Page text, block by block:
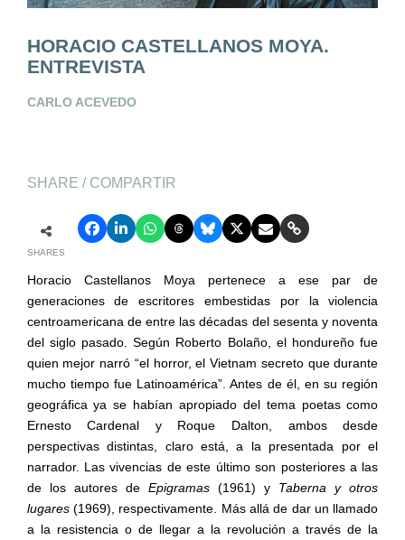
HORACIO CASTELLANOS MOYA.
ENTREVISTA
CARLO ACEVEDO
SHARE / COMPARTIR
SHARES
Horacio Castellanos Moya pertenece a ese par de
generaciones de escritores embestidas por la violencia
centroamericana de entre las décadas del sesenta y noventa
del siglo pasado. Según Roberto Bolaño, el hondureño fue
quien mejor narró “el horror, el Vietnam secreto que durante
mucho tiempo fue Latinoamérica”. Antes de él, en su región
geográfica ya se habían apropiado del tema poetas como
Ernesto Cardenal y Roque Dalton, ambos desde
perspectivas distintas, claro está, a la presentada por el
narrador. Las vivencias de este último son posteriores a las
de los autores de Epigramas(1961) y Taberna y otros
lugares (1969), respectivamente. Más allá de dar un llamado
a la resistencia o de llegar a la revolución a través de la